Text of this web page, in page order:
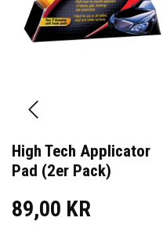
High Tech Applicator
Pad (2er Pack)
89,00 KR